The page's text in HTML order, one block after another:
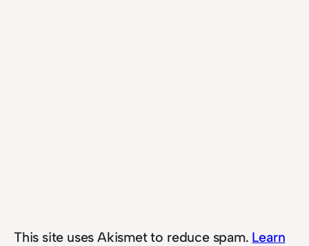
This site uses Akismet to reduce spam. Learn